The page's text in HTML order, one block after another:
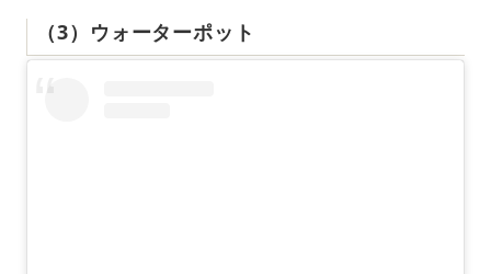
（3）ウォーターポット